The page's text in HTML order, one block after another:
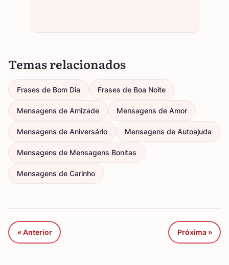
Temas relacionados
Frases de Bom Dia Frases de Boa Noite
Mensagens de Amizade Mensagens de Amor
Mensagens de Aniversário Mensagens de Autoajuda
Mensagens de Mensagens Bonitas
Mensagens de Carinho
« Anterior Próxima »